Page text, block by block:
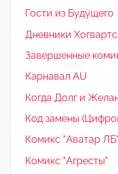
Гости из Будущего
Дневники
Завершенные
Карнавал AU
Когда Долг и
Код замены
Комикс "Аватар ЛБ"
Комикс "Агресты"